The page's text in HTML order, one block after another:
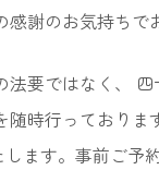
謝のお気持ちで
要ではなく、
時行っておりま
ます。事前ご予